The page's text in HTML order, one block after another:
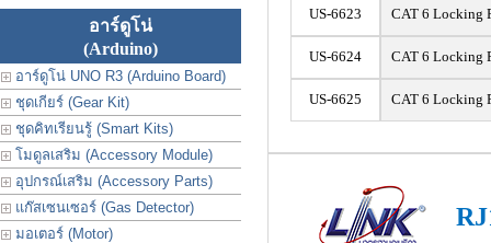
อาร์ดูโน่
(Arduino)
อาร์ดูโน่ UNO R3 (Arduino Board)
ชุดเกียร์ (Gear Kit)
ชุดคิทเรียนรู้ (Smart Kits)
โมดูลเสริม (Accessory Module)
อุปกรณ์เสริม (Accessory Parts)
แก๊สเซนเซอร์ (Gas Detector)
มอเตอร์ (Motor)
US-6623 CAT 6 Locking
US-6624 CAT 6 Locking
US-6625 CAT 6 Locking